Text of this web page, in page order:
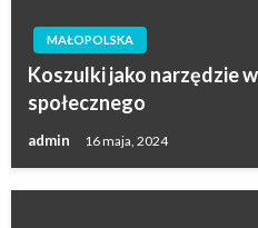
MAŁOPOLSKA
Koszulki jako narzędzie
społecznego
admin 16 maja, 2024